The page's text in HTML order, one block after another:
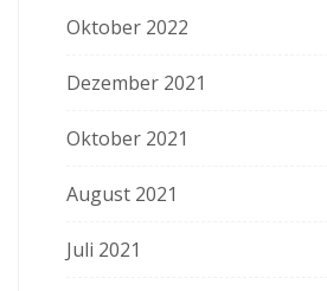
Oktober 2022
Dezember 2021
Oktober 2021
August 2021
Juli 2021